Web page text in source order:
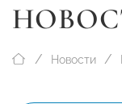
Новости